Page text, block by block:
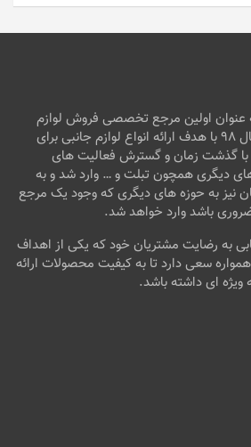
به عنوان اولین مرجع تخصصی فروش لوازم
جانبی فعالیت خود را از سال ۹۸ با هدف ارائه انواع لوازم جانبی برای
با گذشت زمان و گسترش فعالیت های
های دیگری همچون تبلت و … وارد شد و به
نیز به حوزه های دیگری که وجود یک مرجع
باشد وارد خواهد شد.
به رضایت مشتریان خود که یکی از اهداف
سعی دارد تا به کیفیت محصولات ارائه
ای داشته باشد.